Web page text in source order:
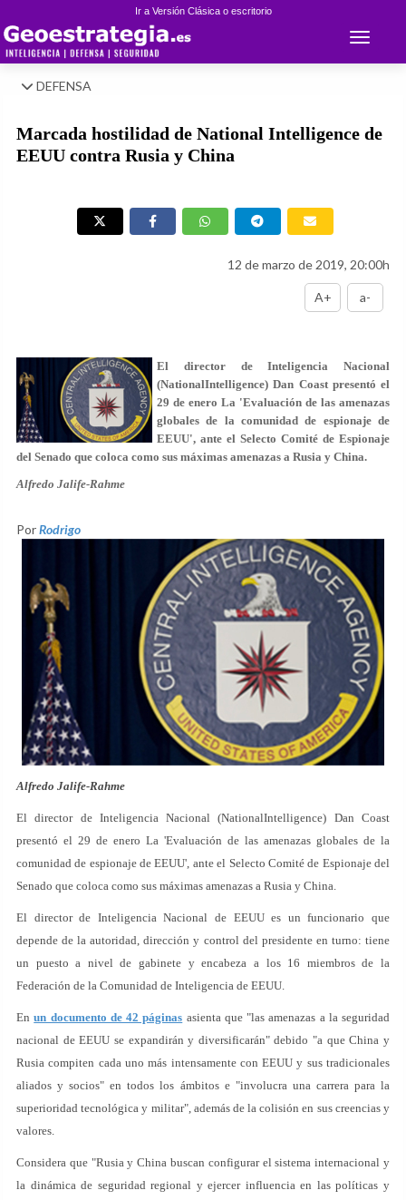
Ir a Versión Clásica o escritorio
Toggle
DEFENSA
Marcada hostilidad de National Intelligence de
EEUU contra Rusia y China
12 de marzo de 2019, 20:00h
A+ a-
El director de Inteligencia Nacional
(NationalIntelligence) Dan Coast presentó el
29 de enero La 'Evaluación de las amenazas
globales de la comunidad de espionaje de
EEUU', ante el Selecto Comité de Espionaje
del Senado que coloca como sus máximas amenazas a Rusia y China.
Alfredo Jalife-Rahme
PorRodrigo
Alfredo Jalife-Rahme
El director de Inteligencia Nacional (NationalIntelligence) Dan Coast
presentó el 29 de enero La 'Evaluación de las amenazas globales de la
comunidad de espionaje de EEUU', ante el Selecto Comité de Espionaje del
Senado que coloca como sus máximas amenazas a Rusia y China.
El director de Inteligencia Nacional de EEUU es un funcionario que
depende de la autoridad, dirección y control del presidente en turno: tiene
un puesto a nivel de gabinete y encabeza a los 16 miembros de la
Federación de la Comunidad de Inteligencia de EEUU.
Enun documento de 42 páginas asienta que "las amenazas a la seguridad
nacional de EEUU se expandirán y diversificarán" debido "a que China y
Rusia compiten cada uno más intensamente con EEUU y sus tradicionales
aliados y socios" en todos los ámbitos e "involucra una carrera para la
superioridad tecnológica y militar", además de la colisión en sus creencias y
valores.
Considera que "Rusia y China buscan configurar el sistema internacional y
la dinámica de seguridad regional y ejercer influencia en las políticas y